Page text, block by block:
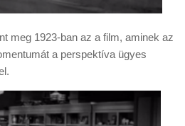
meg 1923-ban az a film, aminek az
a perspektíva ügyes